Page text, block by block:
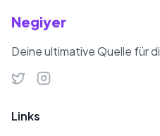
Negiyer
Deine ultimative Quelle für
Links